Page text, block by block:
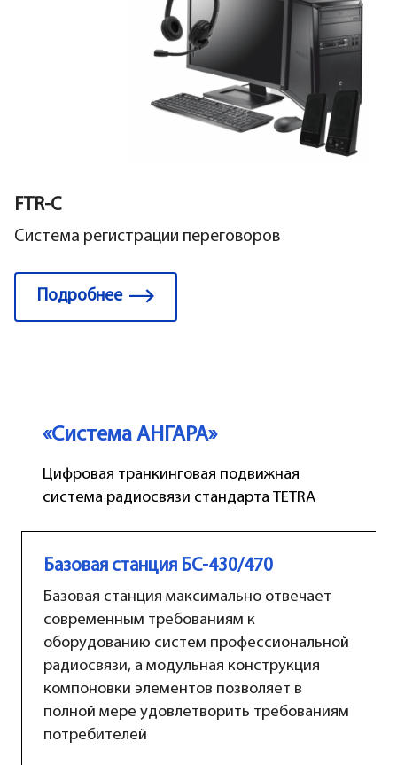
FTR-C
Система регистрации переговоров
Подробнее
«Система АНГАРА»
Цифровая транкинговая подвижная
система радиосвязи стандарта TETRA
Базовая станция БС-430/470
Базовая станция максимально отвечает
современным требованиям к
оборудованию систем профессиональной
радиосвязи, а модульная конструкция
компоновки элементов позволяет в
полной мере удовлетворить требованиям
потребителей